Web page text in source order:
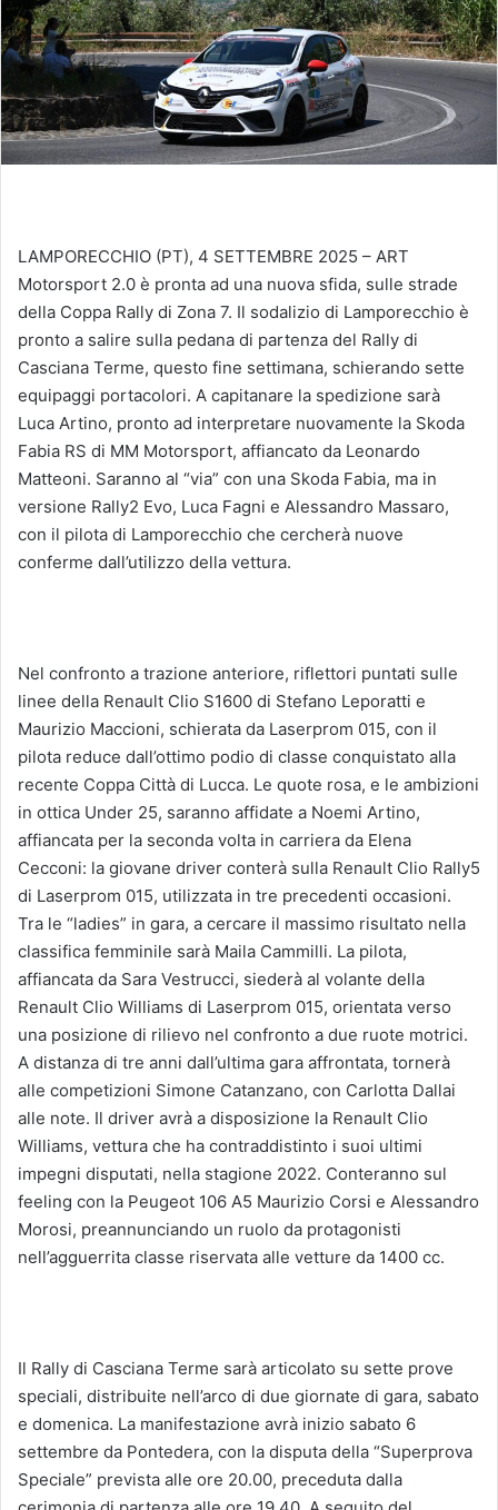
LAMPORECCHIO (PT), 4 SETTEMBRE 2025 – ART
Motorsport 2.0 è pronta ad una nuova sfida, sulle strade
della Coppa Rally di Zona 7. Il sodalizio di Lamporecchio è
pronto a salire sulla pedana di partenza del Rally di
Casciana Terme, questo fine settimana, schierando sette
equipaggi portacolori. A capitanare la spedizione sarà
Luca Artino, pronto ad interpretare nuovamente la Skoda
Fabia RS di MM Motorsport, affiancato da Leonardo
Matteoni. Saranno al “via” con una Skoda Fabia, ma in
versione Rally2 Evo, Luca Fagni e Alessandro Massaro,
con il pilota di Lamporecchio che cercherà nuove
conferme dall’utilizzo della vettura.
Nel confronto a trazione anteriore, riflettori puntati sulle
linee della Renault Clio S1600 di Stefano Leporatti e
Maurizio Maccioni, schierata da Laserprom 015, con il
pilota reduce dall’ottimo podio di classe conquistato alla
recente Coppa Città di Lucca. Le quote rosa, e le ambizioni
in ottica Under 25, saranno affidate a Noemi Artino,
affiancata per la seconda volta in carriera da Elena
Cecconi: la giovane driver conterà sulla Renault Clio Rally5
di Laserprom 015, utilizzata in tre precedenti occasioni.
Tra le “ladies” in gara, a cercare il massimo risultato nella
classifica femminile sarà Maila Cammilli. La pilota,
affiancata da Sara Vestrucci, siederà al volante della
Renault Clio Williams di Laserprom 015, orientata verso
una posizione di rilievo nel confronto a due ruote motrici.
A distanza di tre anni dall’ultima gara affrontata, tornerà
alle competizioni Simone Catanzano, con Carlotta Dallai
alle note. Il driver avrà a disposizione la Renault Clio
Williams, vettura che ha contraddistinto i suoi ultimi
impegni disputati, nella stagione 2022. Conteranno sul
feeling con la Peugeot 106 A5 Maurizio Corsi e Alessandro
Morosi, preannunciando un ruolo da protagonisti
nell’agguerrita classe riservata alle vetture da 1400 cc.
Il Rally di Casciana Terme sarà articolato su sette prove
speciali, distribuite nell’arco di due giornate di gara, sabato
e domenica. La manifestazione avrà inizio sabato 6
settembre da Pontedera, con la disputa della “Superprova
Speciale” prevista alle ore 20.00, preceduta dalla